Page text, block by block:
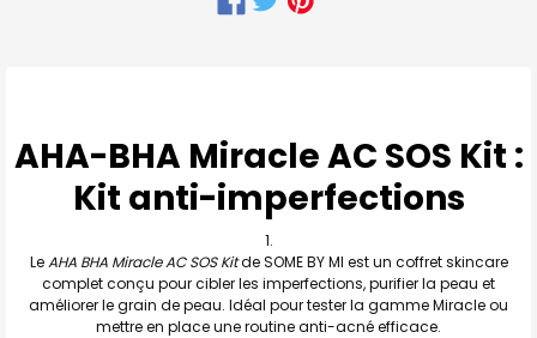
TOUT
SELECTIONNER
J'AJOUTE
LA
SÉLECTION
AU PANIER
AHA-BHA Miracle AC SOS Kit :
Kit anti-imperfections
LeAHA BHA Miracle AC SOS Kitde SOME BY MI est un coffret skincare
complet conçu pour cibler les imperfections, purifier la peau et
améliorer le grain de peau. Idéal pour tester la gamme Miracle ou
mettre en place une routine anti-acné efficace.